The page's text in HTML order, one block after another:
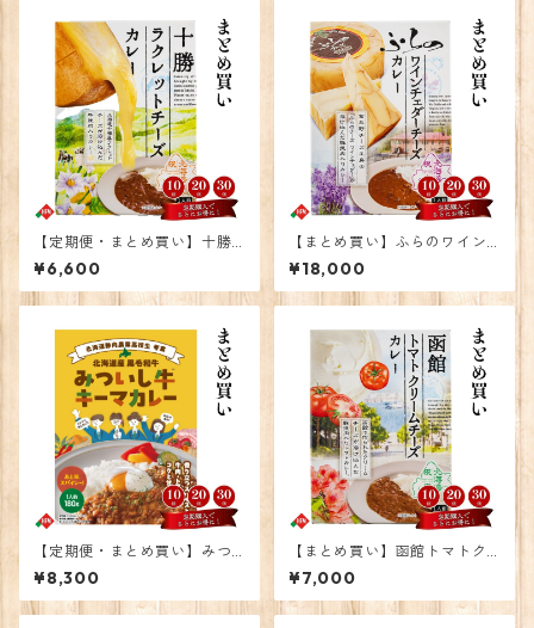
【定期便・まとめ買い】十勝
ラクレットチーズカレー 10
個
¥6,600
【まとめ買い】ふらのワイン
チェダーチーズカレー30個
¥18,000
【定期便・まとめ買い】みつ
いし牛キーマカレー 10個
¥8,300
【まとめ買い】函館トマトク
リームチーズカレー10個
¥7,000